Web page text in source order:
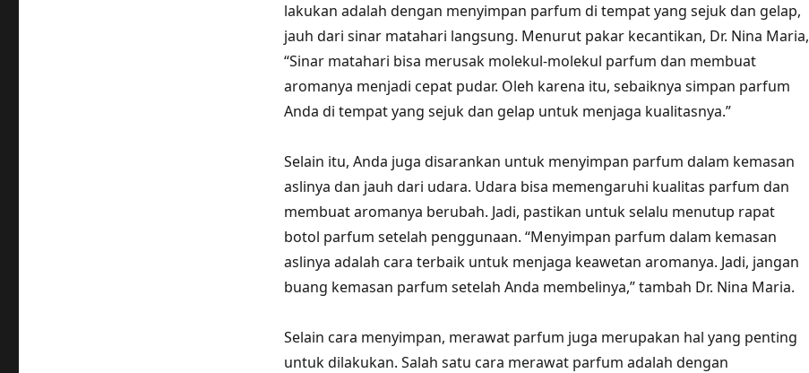
lakukan adalah dengan menyimpan parfum di tempat yang sejuk dan gelap,
jauh dari sinar matahari langsung. Menurut pakar kecantikan, Dr. Nina Maria,
“Sinar matahari bisa merusak molekul-molekul parfum dan membuat
aromanya menjadi cepat pudar. Oleh karena itu, sebaiknya simpan parfum
Anda di tempat yang sejuk dan gelap untuk menjaga kualitasnya.”
Selain itu, Anda juga disarankan untuk menyimpan parfum dalam kemasan
aslinya dan jauh dari udara. Udara bisa memengaruhi kualitas parfum dan
membuat aromanya berubah. Jadi, pastikan untuk selalu menutup rapat
botol parfum setelah penggunaan. “Menyimpan parfum dalam kemasan
aslinya adalah cara terbaik untuk menjaga keawetan aromanya. Jadi, jangan
buang kemasan parfum setelah Anda membelinya,” tambah Dr. Nina Maria.
Selain cara menyimpan, merawat parfum juga merupakan hal yang penting
untuk dilakukan. Salah satu cara merawat parfum adalah dengan